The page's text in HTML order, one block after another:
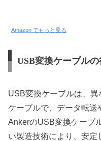
Amazon でもっと見る
USB変換ケーブルの
USB変換ケーブルは、
ケーブルで、データ転送
AnkerのUSB変換ケーブ
い製造技術により、安定